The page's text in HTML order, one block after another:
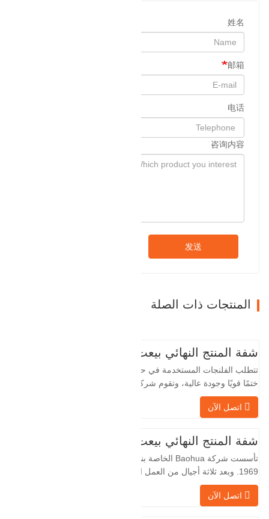
姓名
邮箱
电话
咨询内容
发送
المنتجات ذات الصلة
شفة المنتج النهائي بيعت
تتطلب الفلنجات المستخدمة في حقول النفط
الخاصة بنا بمعالجة الفلنجات في حقول النفط
لسنوات عديدة وتقوم بتصديرها بشكل غير
لأن الصناعة المحلية ليست مثالية، فإننا نريد
الاستيراد والتصدير مباشرة مع العملاء
الأجانب،…
اتصل الآن
شفة المنتج النهائي بيعت
تأسست شركة Baohua الخاصة بنا في عام
1969. وبعد ثلاثة أجيال من العمل الشاق،
اتصل الآن